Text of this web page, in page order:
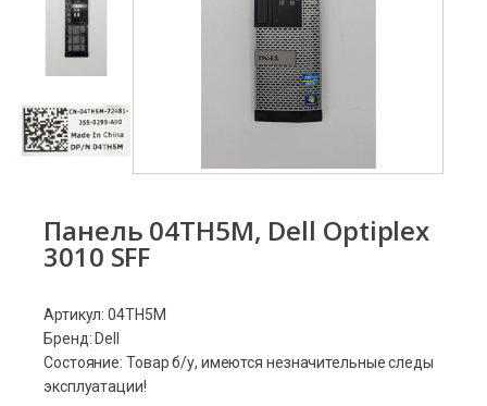
Панель 04TH5M, Dell Optiplex
3010 SFF
Артикул: 04TH5M
Бренд: Dell
Состояние: Товар б/у, имеются незначительные следы
эксплуатации!